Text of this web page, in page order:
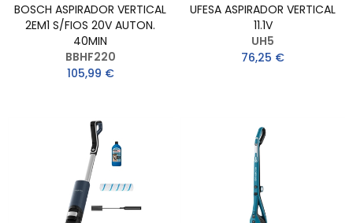
BOSCH ASPIRADOR VERTICAL
2EM1 S/FIOS 20V AUTON.
40MIN
BBHF220
105,99 €
UFESA ASPIRADOR VERTICAL
11.1V
UH5
76,25 €